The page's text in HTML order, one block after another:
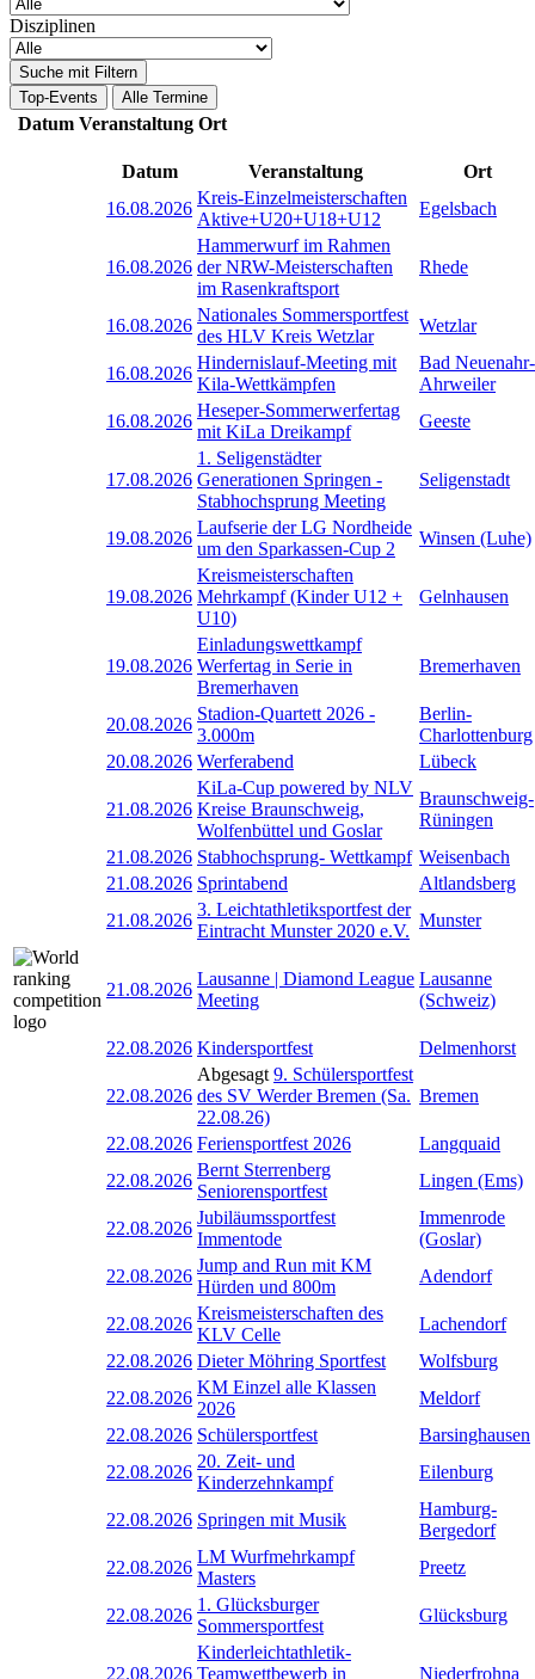
Disziplinen
Suche mit Filtern
Top-Events
Alle Termine
Datum Veranstaltung Ort
Datum Veranstaltung
Ort
16.08.2026
Kreis-Einzelmeisterschaften
Aktive+U20+U18+U12
Egelsbach
16.08.2026
Hammerwurf im Rahmen
der NRW-Meisterschaften
im Rasenkraftsport
Rhede
16.08.2026
Nationales Sommersportfest
des HLV Kreis Wetzlar
Wetzlar
16.08.2026
Hindernislauf-Meeting mit
Kila-Wettkämpfen
Bad Neuenahr-
Ahrweiler
16.08.2026
Heseper-Sommerwerfertag
mit KiLa Dreikampf
Geeste
17.08.2026
1. Seligenstädter
Generationen Springen -
Stabhochsprung Meeting
Seligenstadt
19.08.2026
Laufserie der LG Nordheide
um den Sparkassen-Cup 2
Winsen (Luhe)
19.08.2026
Kreismeisterschaften
Mehrkampf (Kinder U12 +
U10)
Gelnhausen
19.08.2026
Einladungswettkampf
Werfertag in Serie in
Bremerhaven
Bremerhaven
20.08.2026
Stadion-Quartett 2026 -
3.000m
Berlin-
Charlottenburg
20.08.2026 Werferabend Lübeck
21.08.2026
KiLa-Cup powered by NLV
Kreise Braunschweig,
Wolfenbüttel und Goslar
Braunschweig-
Rüningen
21.08.2026 Stabhochsprung- Wettkampf Weisenbach
21.08.2026 Sprintabend
Altlandsberg
21.08.2026
3. Leichtathletiksportfest der
Eintracht Munster 2020 e.V.
Munster
21.08.2026
Lausanne | Diamond League
Meeting
Lausanne
(Schweiz)
22.08.2026 Kindersportfest Delmenhorst
22.08.2026
Abgesagt 9. Schülersportfest
des SV Werder Bremen (Sa.
22.08.26)
Bremen
22.08.2026 Feriensportfest 2026
Langquaid
22.08.2026
Bernt Sterrenberg
Seniorensportfest
Lingen (Ems)
22.08.2026
Jubiläumssportfest
Immentode
Immenrode
(Goslar)
22.08.2026
Jump and Run mit KM
Hürden und 800m
Adendorf
22.08.2026
Kreismeisterschaften des
KLV Celle
Lachendorf
22.08.2026 Dieter Möhring Sportfest
Wolfsburg
22.08.2026
KM Einzel alle Klassen
2026
Meldorf
22.08.2026 Schülersportfest
Barsinghausen
22.08.2026
20. Zeit- und
Kinderzehnkampf
Eilenburg
22.08.2026 Springen mit Musik
Hamburg-
Bergedorf
22.08.2026
LM Wurfmehrkampf
Masters
Preetz
22.08.2026
1. Glücksburger
Sommersportfest
Glücksburg
22.08.2026
Kinderleichtathletik-
Teamwettbewerb in
Niederfrohna